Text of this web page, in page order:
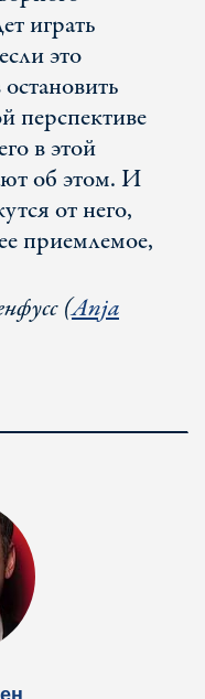
играть
это
перспективе
в этой
об этом. И
от него,
приемлемое,
(Anja